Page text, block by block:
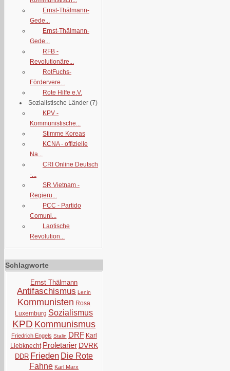
Ernst-Thälmann-
Gede...
Ernst-Thälmann-
Gede...
RFB -
Revolutionäre...
RotFuchs-
Fördervere...
Rote Hilfe e.V.
Sozialistische Länder (7)
KPV -
Kommunistische...
Stimme Koreas
KCNA - offizielle
Na...
CRI Online Deutsch
-...
SR Vietnam -
Regieru...
PCC - Partido
Comuni...
Laotische
Revolution...
Schlagworte
Ernst Thälmann
Antifaschismus Lenin
Kommunisten Rosa
Luxemburg Sozialismus
KPD Kommunismus
Friedrich Engels Stalin DRF Karl
Liebknecht Proletarier DVRK
DDR Frieden Die Rote
Fahne Karl Marx